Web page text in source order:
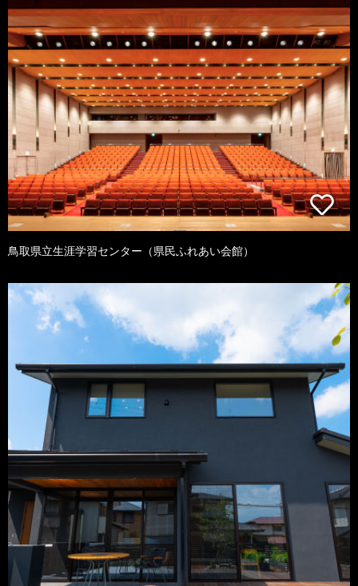
鳥取県立生涯学習センター（県民ふれあい会館）